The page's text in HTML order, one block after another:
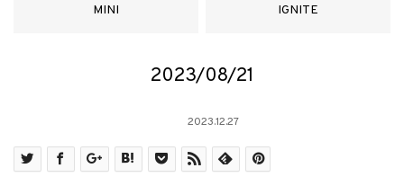
MINI IGNITE
2023/08/21
2023.12.27